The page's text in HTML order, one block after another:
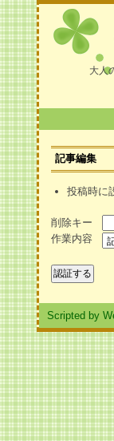
大人
記事編集
投稿時に
削除キー
作業内容
Scripted by